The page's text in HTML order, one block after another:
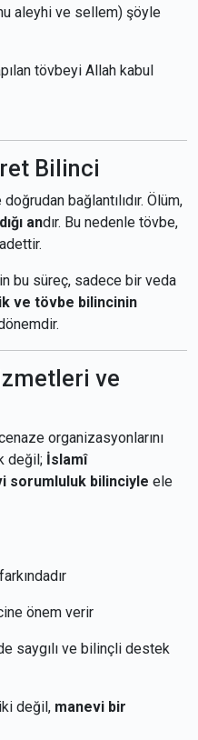
aleyhi ve sellem) şöyle
tövbeyi Allah kabul
Bilinci
bağlantılıdır. Ölüm,
andır. Bu nedenle tövbe,
bu süreç, sadece bir veda
ve tövbe bilincinin
ve
organizasyonlarını
değil; İslamî
sorumluluk bilinciyle ele
önem verir
saygılı ve bilinçli destek
değil, manevi bir